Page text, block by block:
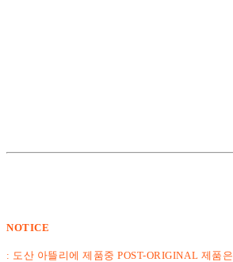
NOTICE
: 도산 아뜰리에 제품중 POST-ORIGINAL 제품은